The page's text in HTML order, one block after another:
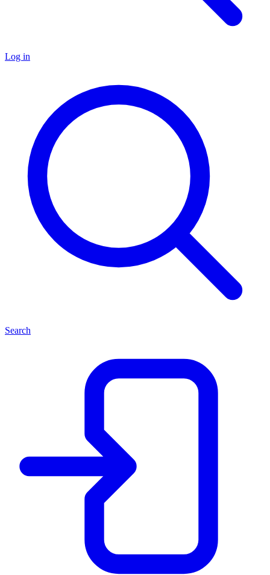
Log in
Search